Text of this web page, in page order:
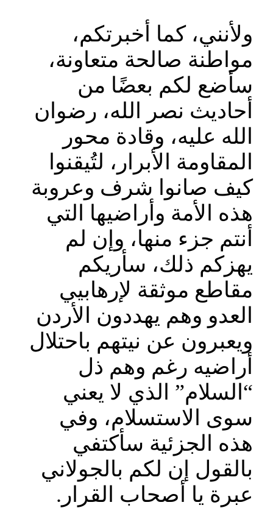
ولأنني، كما أخبرتكم،
مواطنة صالحة متعاونة،
سأضع لكم بعضًا من
أحاديث نصر الله، رضوان
الله عليه، وقادة محور
المقاومة الأبرار، لتُيقنوا
كيف صانوا شرف وعروبة
هذه الأمة وأراضيها التي
أنتم جزء منها، وإن لم
يهزكم ذلك، سأريكم
مقاطع موثقة لإرهابيي
العدو وهم يهددون الأردن
ويعبرون عن نيتهم باحتلال
أراضيه رغم وهم ذل
“السلام” الذي لا يعني
سوى الاستسلام، وفي
هذه الجزئية سأكتفي
بالقول إن لكم بالجولاني
عبرة يا أصحاب القرار.